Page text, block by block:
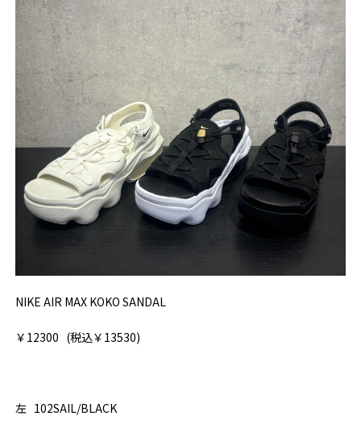
NIKE AIR MAX KOKO SANDAL
￥12300 (税込￥13530)
左 102SAIL/BLACK